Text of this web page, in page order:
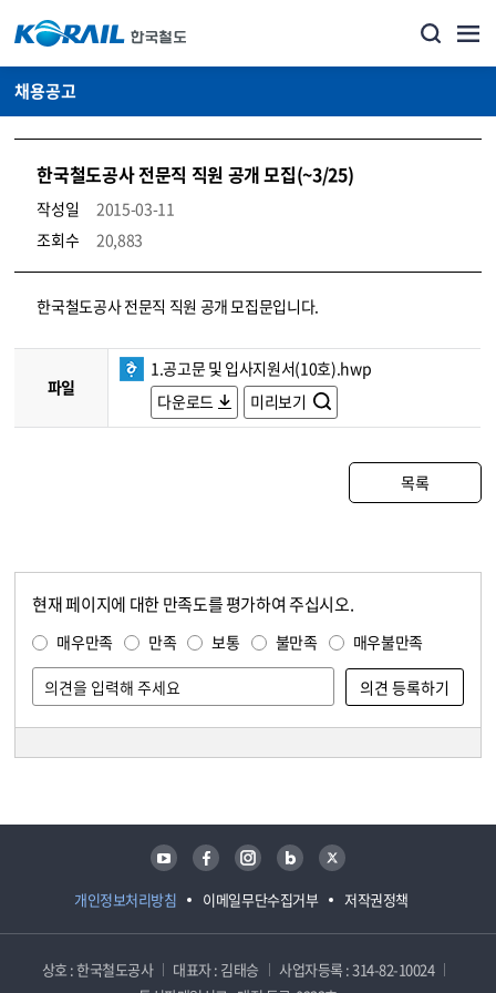
채용공고
한국철도공사 전문직 직원 공개 모집(~3/25)
작성일
2015-03-11
조회수
20,883
코레일소개_경영공시_채용공고 상세보기 – 내용, 파일, 담당자 연락처로 구성
한국철도공사 전문직 직원 공개 모집문입니다.
파일
1.공고문 및 입사지원서(10호).hwp
다운로드
미리보기
목록
현재 페이지에 대한 만족도를 평가하여 주십시오.
매우만족 만족 보통 불만족 매우불만족
개인정보처리방침 이메일무단수집거부 저작권정책
유튜브 페이스북 인스타그램 블로그 트위터
상호 : 한국철도공사 대표자 : 김태승
사업자등록 : 314-82-10024